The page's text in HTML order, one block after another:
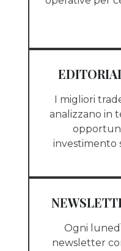
I migliori
analizzano in
investimento
Ogni
newsletter